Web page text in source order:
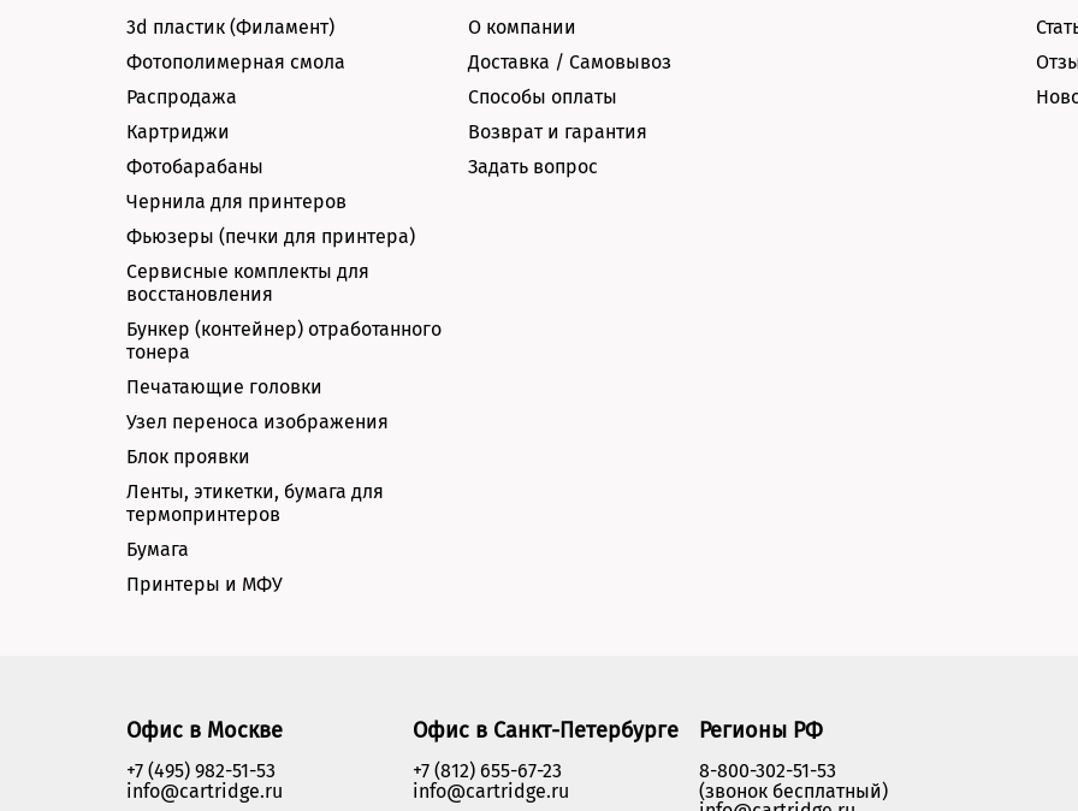
3d пластик (Филамент)
Фотополимерная смола
Распродажа
Картриджи
Фотобарабаны
Чернила для принтеров
Фьюзеры (печки для принтера)
Сервисные комплекты для
восстановления
Бункер (контейнер) отработанного
тонера
Печатающие головки
Узел переноса изображения
Блок проявки
Ленты, этикетки, бумага для
термопринтеров
Бумага
Принтеры и МФУ
О компании
Доставка / Самовывоз
Способы оплаты
Возврат и гарантия
Задать вопрос
Офис в Москве
+7 (495) 982-51-53
info@cartridge.ru
Офис в Санкт-Петербурге
+7 (812) 655-67-23
info@cartridge.ru
Регионы РФ
8-800-302-51-53
(звонок бесплатный)